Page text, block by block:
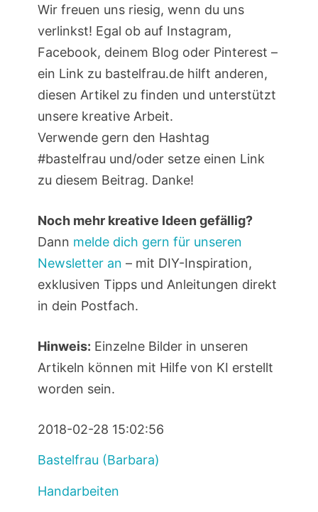
Wir freuen uns riesig, wenn du uns
verlinkst! Egal ob auf Instagram,
Facebook, deinem Blog oder Pinterest –
ein Link zu bastelfrau.de hilft anderen,
diesen Artikel zu finden und unterstützt
unsere kreative Arbeit.
Verwende gern den Hashtag
#bastelfrau und/oder setze einen Link
zu diesem Beitrag. Danke!
Noch mehr kreative Ideen gefällig?
Dann melde dich gern für unseren
Newsletter an – mit DIY-Inspiration,
exklusiven Tipps und Anleitungen direkt
in dein Postfach.
Hinweis: Einzelne Bilder in unseren
Artikeln können mit Hilfe von KI erstellt
worden sein.
2018-02-28 15:02:56
Bastelfrau (Barbara)
Handarbeiten